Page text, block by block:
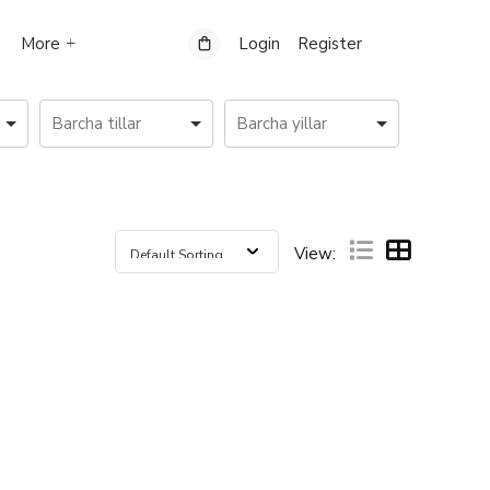
More Login Register
View: